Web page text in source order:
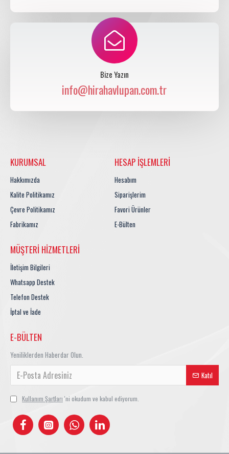
Bize Yazın
info@hirahavlupan.com.tr
KURUMSAL
Hakkımızda
Kalite Politikamız
Çevre Politikamız
Fabrikamız
HESAP İŞLEMLERI
Hesabım
Siparişlerim
Favori Ürünler
E-Bülten
MÜŞTERI HIZMETLERI
İletişim Bilgileri
Whatsapp Destek
Telefon Destek
İptal ve İade
E-BÜLTEN
Yeniliklerden Haberdar Olun.
Katıl
Kullanım Şartları 'ni okudum ve kabul ediyorum.